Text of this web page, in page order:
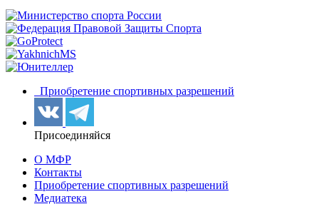
Приобретение спортивных разрешений
Присоединяйся
О МФР
Контакты
Приобретение спортивных разрешений
Медиатека